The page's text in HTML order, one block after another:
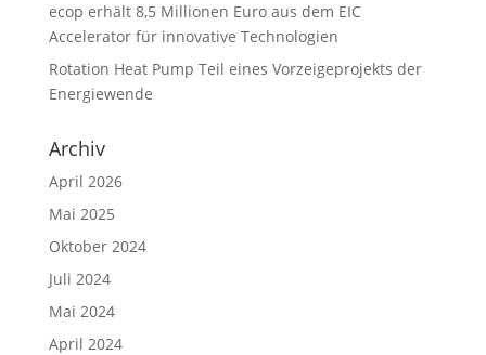
ecop erhält 8,5 Millionen Euro aus dem EIC
Accelerator für innovative Technologien
Rotation Heat Pump Teil eines Vorzeigeprojekts der
Energiewende
Archiv
April 2026
Mai 2025
Oktober 2024
Juli 2024
Mai 2024
April 2024